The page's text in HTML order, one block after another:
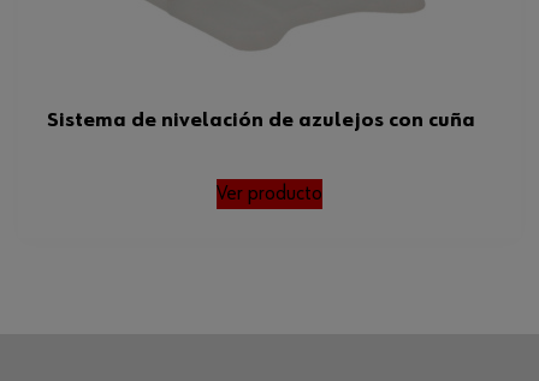
Sistema de nivelación de azulejos con cuña
Ver producto